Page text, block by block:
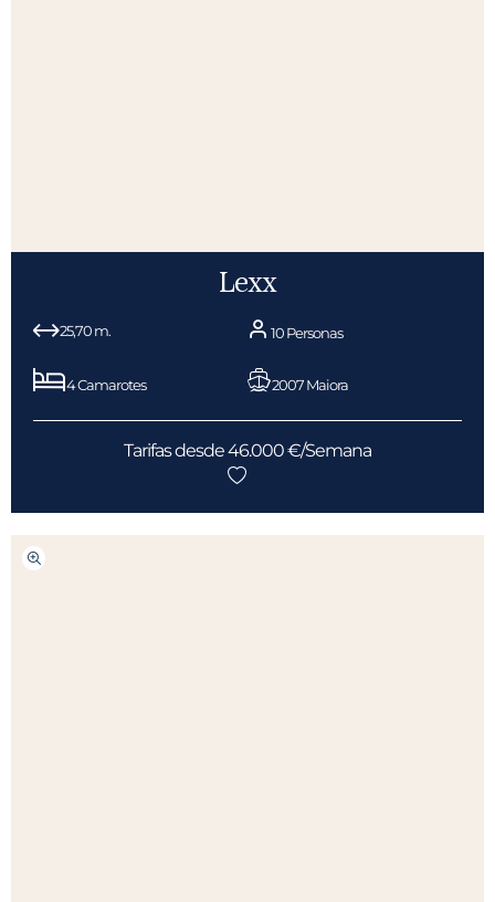
Lexx
25,70 m. 10 Personas
4 Camarotes 2007 Maiora
Tarifas desde 46.000 €/Semana